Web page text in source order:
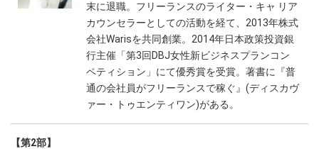
末に退職。フリーランスのライター・キャ リア
カウンセラーとしての活動を経て、2013年株式
会社Warisを共同創業。2014年日本政策投資銀
行主催「第3回DBJ女性新ビジネスプランコン
ペティション」にて優秀賞を受賞。著書に『普
通の会社員がフリーランスで稼ぐ』(ディスカヴ
ァー・トゥエンティワン)がある。
【第2部】